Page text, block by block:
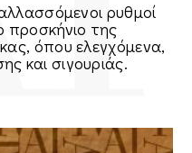
ρυθμοί
προσκήνιο της
όπου ελεγχόμενα,
και σιγουριάς.